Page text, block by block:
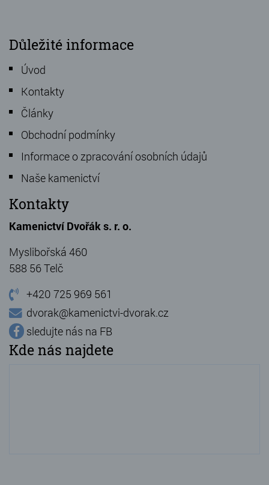
Důležité informace
Úvod
Kontakty
Články
Obchodní podmínky
Informace o zpracování osobních údajů
Naše kamenictví
Kontakty
Kamenictví Dvořák s. r. o.
Myslibořská 460
588 56 Telč
+420 725 969 561
dvorak@kamenictvi-dvorak.cz
sledujte nás na FB
Kde nás najdete